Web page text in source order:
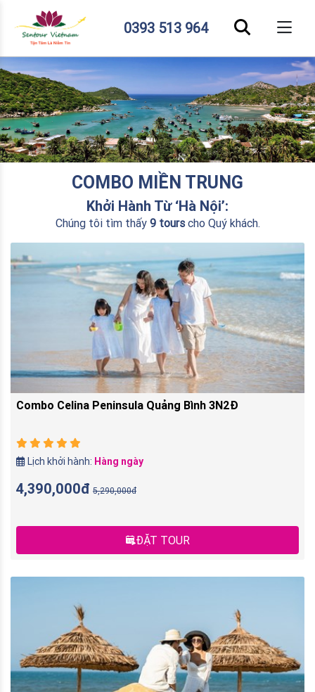
0393 513 964
COMBO MIỀN TRUNG
Khởi Hành Từ ‘Hà Nội’:
Chúng tôi tìm thấy 9 tourscho Quý khách.
Combo Celina Peninsula Quảng Bình 3N2Đ
Lịch khởi hành: Hàng ngày
4,390,000đ 5,290,000đ
ĐẶT TOUR